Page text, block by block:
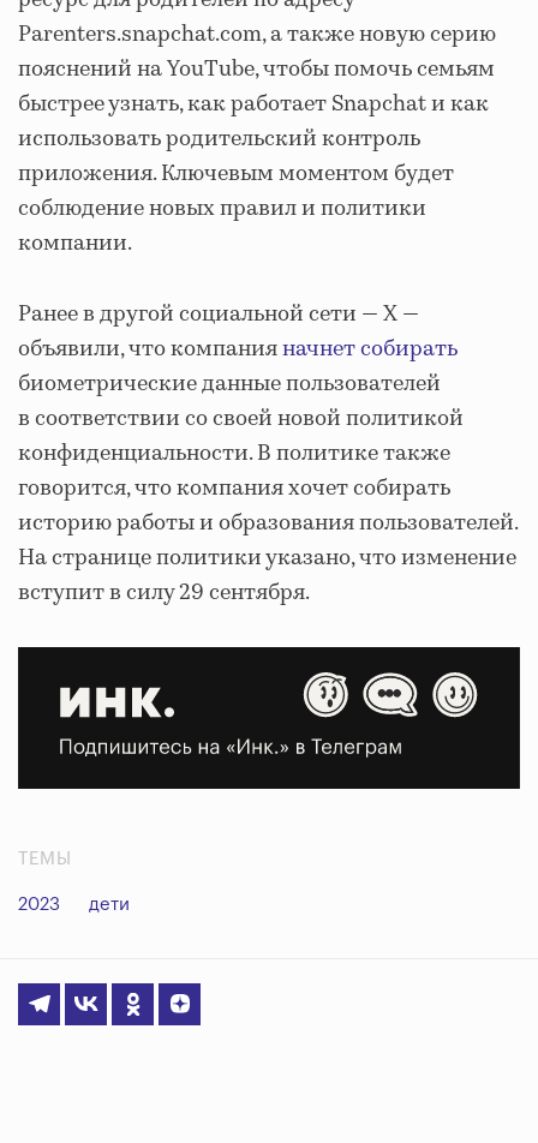
Parenters.snapchat.com, а также новую серию
пояснений на YouTube, чтобы помочь семьям
быстрее узнать, как работает Snapchat и как
использовать родительский контроль
приложения. Ключевым моментом будет
соблюдение новых правил и политики
компании.
Ранее в другой социальной сети — X —
объявили, что компанияначнет собирать
биометрические данные пользователей
в соответствии со своей новой политикой
конфиденциальности. В политике также
говорится, что компания хочет собирать
историю работы и образования пользователей.
На странице политики указано, что изменение
вступит в силу 29 сентября.
ТЕМЫ
2023 дети